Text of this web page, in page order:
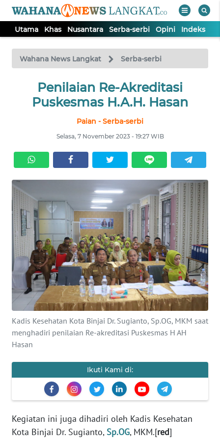
Utama Khas Nusantara Serba-serbi Opini Indeks
Wahana News Langkat Serba-serbi
Penilaian Re-Akreditasi
Puskesmas H.A.H. Hasan
Paian - Serba-serbi
Selasa, 7 November 2023 - 19:27 WIB
Kadis Kesehatan Kota Binjai Dr. Sugianto, Sp.OG, MKM saat
menghadiri penilaian Re-akreditasi Puskesmas H AH
Hasan
Ikuti Kami di:
Kegiatan ini juga dihadiri oleh Kadis Kesehatan
Kota Binjai Dr. Sugianto, Sp.OG, MKM.[red]
TV
Tutup
SERBA-
SERBI
OPINI
Informasi
INDEKS
BERITA
KONTAK
KAMI
IKLAN
TENTANG
PEDOMAN
SIBER